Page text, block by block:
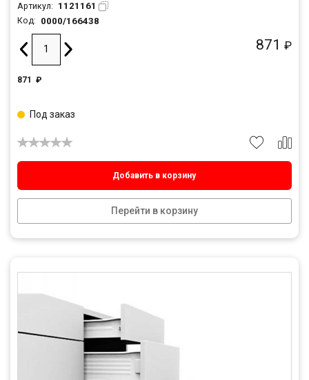
Артикул: 1121161
Код: 0000/166438
871 ₽
871 ₽
Добавить в корзину
Перейти в корзину
Под заказ